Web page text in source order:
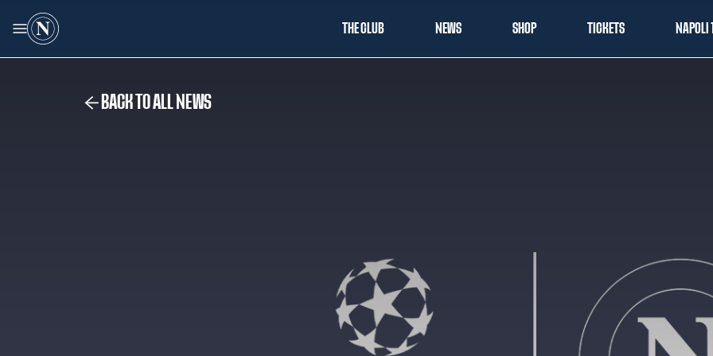
THE CLUB NEWS SHOP TICKETS NAPOLI
BACK TO ALL NEWS